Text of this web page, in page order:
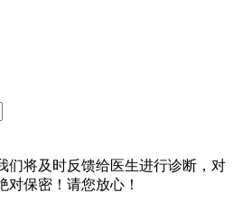
们将及时反馈给医生进行诊断，对
对保密！请您放心！